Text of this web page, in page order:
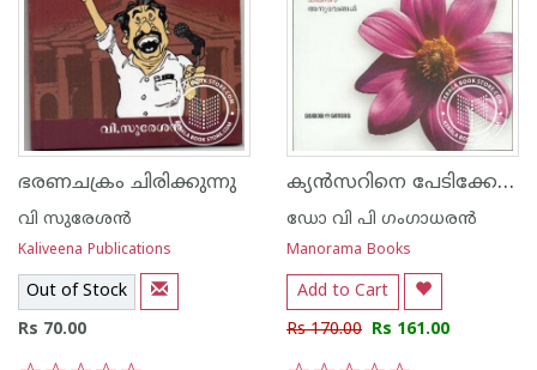
ഭരണചക്രം ചിരിക്കുന്നു
വി സുരേശന്‍
Kaliveena Publications
Out of Stock
Rs 70.00
ക്യന്‍സറിനെ പേടിക്കേണ്ട
ഡോ വി പി ഗംഗാധരന്‍
Manorama Books
Add to Cart
Rs 170.00 Rs 161.00